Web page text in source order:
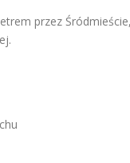
przez